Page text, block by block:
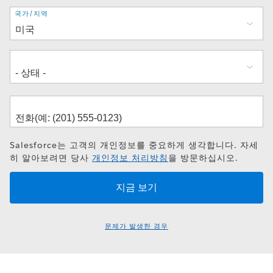
주
소
국가/지역
Salesforce는 고객의 개인정보를 중요하게 생각합니다. 자세
히 알아보려면 당사 개인정보 처리방침 을 방문하십시오.
문제가 발생한 경우